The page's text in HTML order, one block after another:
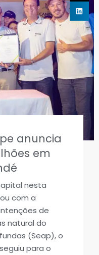
anuncia
em
nesta
com a
de
natural do
(Seap), o
para o